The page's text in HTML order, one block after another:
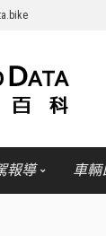
報導 車輛